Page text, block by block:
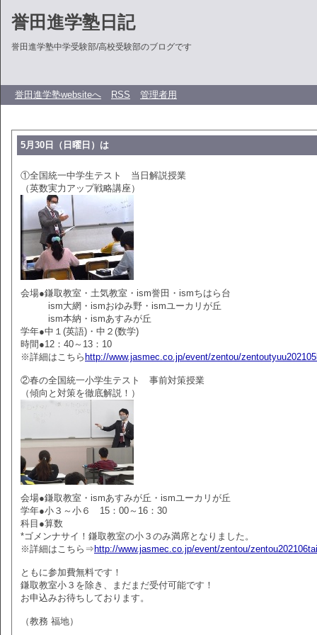
誉田進学塾日記
誉田進学塾中学受験部/高校受験部のブログです
誉田進学塾websiteへ RSS 管理者用
5月30日（日曜日）は
①全国統一中学生テスト 当日解説授業
（英数実力アップ戦略講座）
会場●鎌取教室・土気教室・ism誉田・ismちはら台
ism大網・ismおゆみ野・ismユーカリが丘
ism本納・ismあすみが丘
学年●中１(英語)・中２(数学)
時間●12：40～13：10
※詳細はこちら http://www.jasmec.co.jp/event/zentou/
②春の全国統一小学生テスト 事前対策授業
（傾向と対策を徹底解説！）
会場●鎌取教室・ismあすみが丘・ismユーカリが丘
学年●小３～小６ 15：00～16：30
科目●算数
*ゴメンナサイ！鎌取教室の小３のみ満席となりました。
※詳細はこちら⇒ http://www.jasmec.co.jp/event/zentou/
ともに参加費無料です！
鎌取教室小３を除き、まだまだ受付可能です！
お申込みお待ちしております。
（教務 福地）